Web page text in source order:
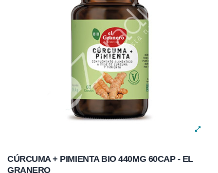
CÚRCUMA + PIMIENTA BIO 440MG 60CAP - EL
GRANERO